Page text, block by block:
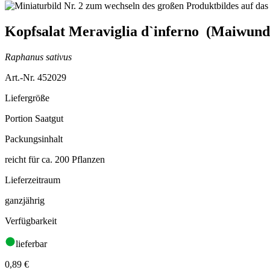
Kopfsalat Meraviglia d`inferno
Raphanus sativus
Art.-Nr. 452029
Liefergröße
Portion Saatgut
Packungsinhalt
reicht für ca. 200 Pflanzen
Lieferzeitraum
ganzjährig
Verfügbarkeit
lieferbar
0,89 €